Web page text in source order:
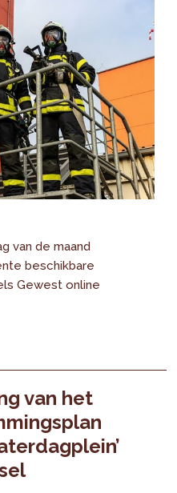
van de maand
beschikbare
Gewest online
van het